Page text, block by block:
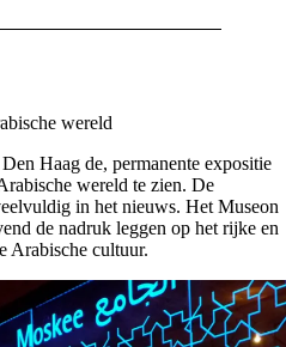
wereld
Haag de, permanente expositie
wereld te zien. De
in het nieuws. Het Museon
de nadruk leggen op het rijke en
Arabische cultuur.